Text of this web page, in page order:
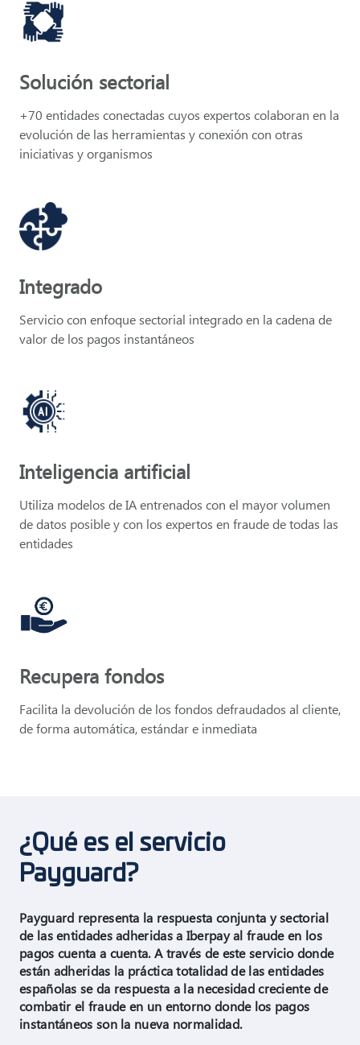
Solución sectorial
+70 entidades conectadas cuyos expertos colaboran en la
evolución de las herramientas y conexión con otras
iniciativas y organismos
Integrado
Servicio con enfoque sectorial integrado en la cadena de
valor de los pagos instantáneos
Inteligencia artificial
Utiliza modelos de IA entrenados con el mayor volumen
de datos posible y con los expertos en fraude de todas las
entidades
Recupera fondos
Facilita la devolución de los fondos defraudados al cliente,
de forma automática, estándar e inmediata
¿Qué es el servicio
Payguard?
Payguard representa la respuesta conjunta y sectorial
de las entidades adheridas a Iberpay al fraude en los
pagos cuenta a cuenta. A través de este servicio donde
están adheridas la práctica totalidad de las entidades
españolas se da respuesta a la necesidad creciente de
combatir el fraude en un entorno donde los pagos
instantáneos son la nueva normalidad.